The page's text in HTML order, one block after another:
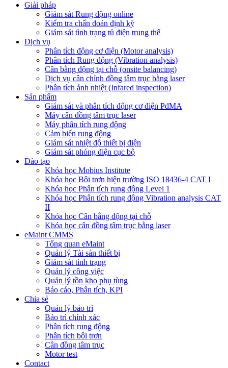
Giải pháp
Giám sát Rung động online
Kiểm tra chẩn đoán định kỳ
Giám sát tình trạng tủ điện trung thế
Dịch vụ
Phân tích động cơ điện (Motor analysis)
Phân tích Rung động (Vibration analysis)
Cân bằng động tại chỗ (onsite balancing)
Dịch vụ cân chỉnh đồng tâm trục bằng laser
Phân tích ảnh nhiệt (Infared inspection)
Sản phẩm
Giám sát và phân tích động cơ điện PdMA
Máy cân đồng tâm trục laser
Máy phân tích rung động
Cảm biến rung động
Giám sát nhiệt độ thiết bị điện
Giám sát phóng điện cục bộ
Đào tạo
Khóa học Mobius Institute
Khóa học Bôi trơn hiện trường ISO 18436-4 CAT I
Khóa học Phân tích rung động Level 1
Khóa học Phân tích rung động Vibration analysis CAT
II
Khóa học Cân bằng động tại chỗ
Khóa học cân đồng tâm trục bằng laser
eMaint CMMS
Tổng quan eMaint
Quản lý Tài sản thiết bị
Giám sát tình trạng
Quản lý công việc
Quản lý tồn kho phụ tùng
Báo cáo, Phân tích, KPI
Chia sẻ
Quản lý bảo trì
Bảo trì chính xác
Phân tích rung động
Phân tích bôi trơn
Cân đồng tâm trục
Motor test
Contact